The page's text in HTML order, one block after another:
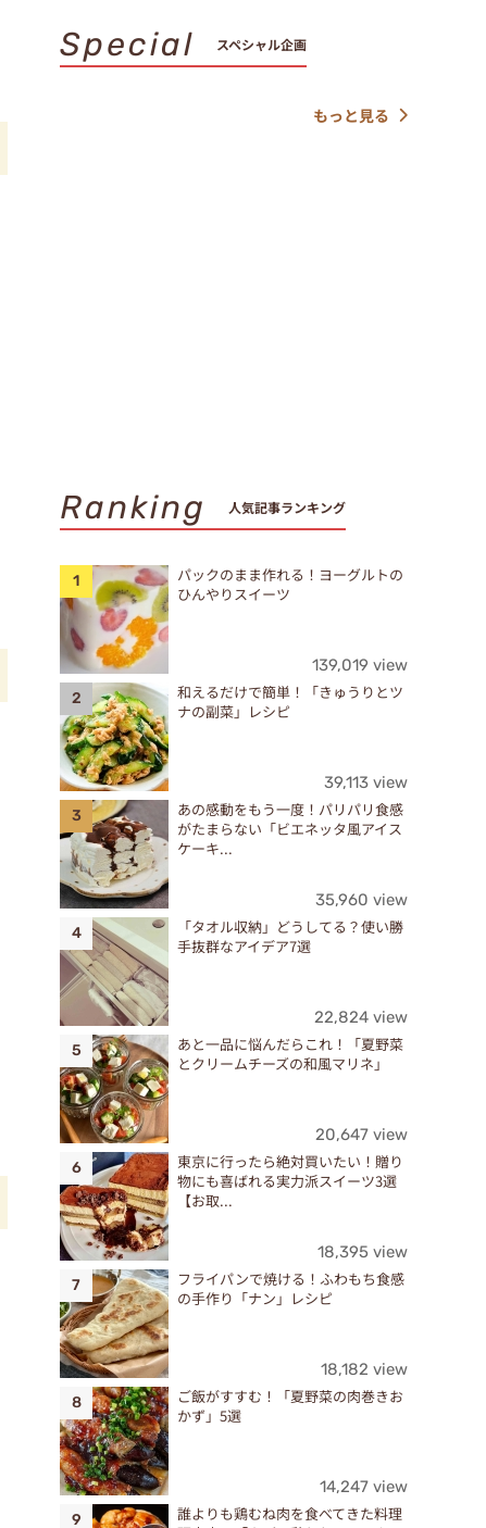
Special スペシャル企画
もっと見る
Ranking 人気記事ランキング
パックのまま作れる！ヨーグルトの
ひんやりスイーツ
139,019 view
和えるだけで簡単！「きゅうりとツ
ナの副菜」レシピ
39,113 view
あの感動をもう一度！パリパリ食感
がたまらない「ビエネッタ風アイス
ケーキ...
35,960 view
「タオル収納」どうしてる？使い勝
手抜群なアイデア7選
22,824 view
あと一品に悩んだらこれ！「夏野菜
とクリームチーズの和風マリネ」
20,647 view
東京に行ったら絶対買いたい！贈り
物にも喜ばれる実力派スイーツ3選
【お取...
18,395 view
フライパンで焼ける！ふわもち食感
の手作り「ナン」レシピ
18,182 view
ご飯がすすむ！「夏野菜の肉巻きお
かず」5選
14,247 view
誰よりも鶏むね肉を食べてきた料理